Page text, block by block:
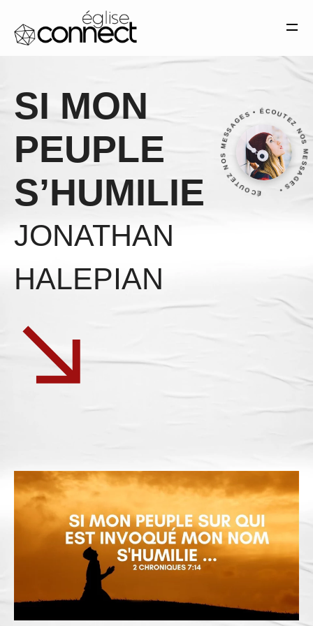
ÉCOUTEZ NOS MESSAGES • ÉCOUTEZ
SI MON
PEUPLE
S’HUMILIE
JONATHAN
HALEPIAN
SITE RÉALISÉ PAR SANDRO